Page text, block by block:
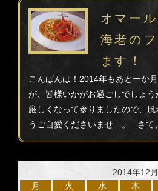
オマー
海老の
ます！
こんばんは！2014年もあと一か
が、皆様いかがお過ごしでしょ
厳しくなって参りましたので、
うご自愛くださいませ…。 さて
2014年12月
月
火 水 木